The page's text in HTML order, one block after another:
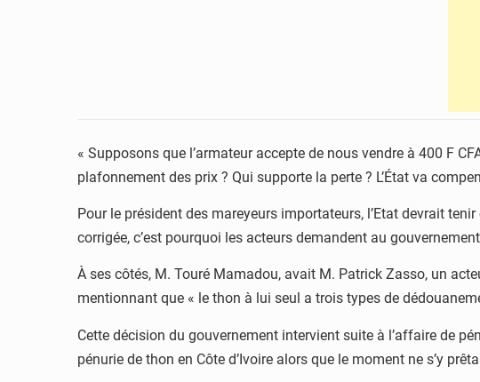
« Supposons que l’armateur accepte de nous vendre à 400 F
plafonnement des prix ? Qui supporte la perte ? L’État va
Pour le président des mareyeurs importateurs, l’Etat devrait
corrigée, c’est pourquoi les acteurs demandent au
À ses côtés, M. Touré Mamadou, avait M. Patrick Zasso, un
mentionnant que « le thon à lui seul a trois types de
Cette décision du gouvernement intervient suite à l’affaire de
pénurie de thon en Côte d’Ivoire alors que le moment ne s’y